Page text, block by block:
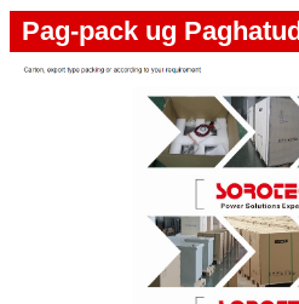
Pag-pack ug Paghatud